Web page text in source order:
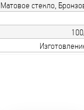
Матовое стекло,